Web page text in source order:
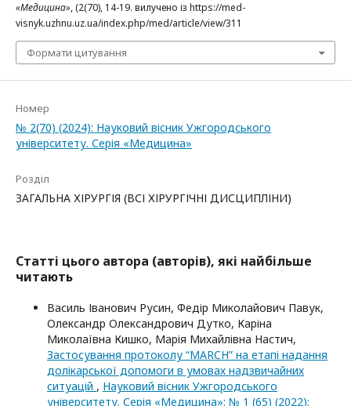
«Медицина», (2(70), 14-19. вилучено із https://med-
visnyk.uzhnu.uz.ua/index.php/med/article/view/311
Формати цитування
Номер
№ 2(70) (2024): Науковий вісник Ужгородського
університету. Серія «Медицина»
Розділ
ЗАГАЛЬНА ХІРУРГІЯ (ВСІ ХІРУРГІЧНІ ДИСЦИПЛІНИ)
Статті цього автора (авторів), які найбільше
читають
Василь Іванович Русин, Федір Миколайович Павук,
Олександр Олександрович Дутко, Каріна
Миколаївна Кишко, Марія Михайлівна Настич,
Застосування протоколу “MARCH” на етапі надання
долікарської допомоги в умовах надзвичайних
ситуацій , Науковий вісник Ужгородського
університету. Серія «Медицина»: № 1 (65) (2022):